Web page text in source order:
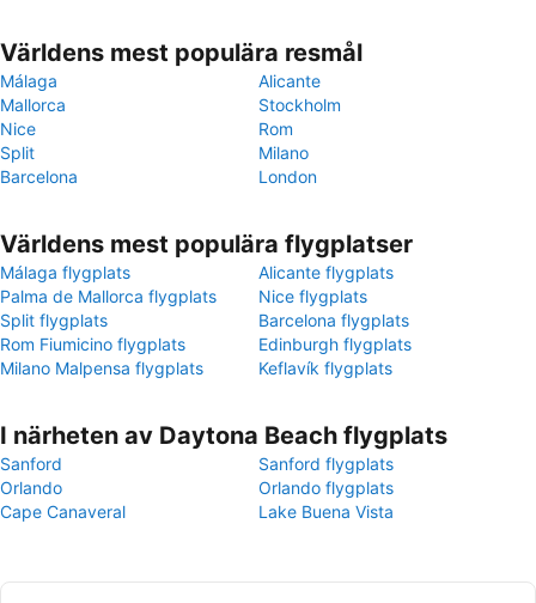
Världens mest populära resmål
Málaga
Alicante
Mallorca
Stockholm
Nice
Rom
Split
Milano
Barcelona
London
Världens mest populära flygplatser
Málaga flygplats
Alicante flygplats
Palma de Mallorca flygplats
Nice flygplats
Split flygplats
Barcelona flygplats
Rom Fiumicino flygplats
Edinburgh flygplats
Milano Malpensa flygplats
Keflavík flygplats
I närheten av Daytona Beach flygplats
Sanford
Sanford flygplats
Orlando
Orlando flygplats
Cape Canaveral
Lake Buena Vista